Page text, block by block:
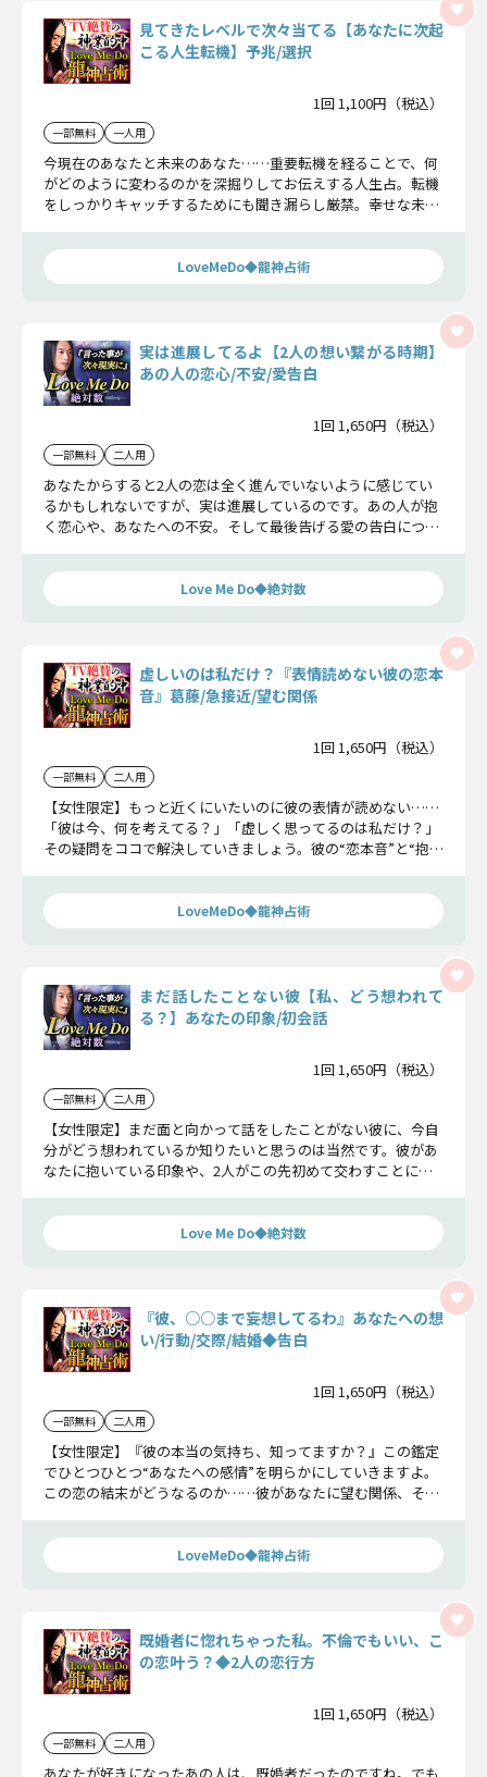
見てきたレベルで次々当てる【あなたに次起
こる人生転機】予兆/選択
1回 1,100円（税込）
一部無料 一人用
今現在のあなたと未来のあなた……重要転機を経ることで、何
がどのように変わるのかを深掘りしてお伝えする人生占。転機
をしっかりキャッチするためにも聞き漏らし厳禁。幸せな未来
LoveMeDo◆龍神占術
実は進展してるよ【2人の想い繋がる時期】
あの人の恋心/不安/愛告白
1回 1,650円（税込）
一部無料 二人用
あなたからすると2人の恋は全く進んでいないように感じてい
るかもしれないですが、実は進展しているのです。あの人が抱
く恋心や、あなたへの不安。そして最後告げる愛の告白につい
Love Me Do◆絶対数
虚しいのは私だけ？『表情読めない彼の恋本
音』葛藤/急接近/望む関係
1回 1,650円（税込）
一部無料 二人用
【女性限定】もっと近くにいたいのに彼の表情が読めない……
「彼は今、何を考えてる？」「虚しく思ってるのは私だけ？」
その疑問をココで解決していきましょう。彼の“恋本音”と“抱え
LoveMeDo◆龍神占術
まだ話したことない彼【私、どう想われて
る？】あなたの印象/初会話
1回 1,650円（税込）
一部無料 二人用
【女性限定】まだ面と向かって話をしたことがない彼に、今自
分がどう想われているか知りたいと思うのは当然です。彼があ
なたに抱いている印象や、2人がこの先初めて交わすことにな
Love Me Do◆絶対数
『彼、○○まで妄想してるわ』あなたへの想
い/行動/交際/結婚◆告白
1回 1,650円（税込）
一部無料 二人用
【女性限定】『彼の本当の気持ち、知ってますか？』この鑑定
でひとつひとつ“あなたへの感情”を明らかにしていきますよ。
この恋の結末がどうなるのか……彼があなたに望む関係、そし
LoveMeDo◆龍神占術
既婚者に惚れちゃった私。不倫でもいい、こ
の恋叶う？◆2人の恋行方
1回 1,650円（税込）
一部無料 二人用